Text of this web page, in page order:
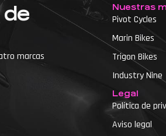
marcas
Nuestras
Pivot Cycles
Marin Bikes
Trigon Bikes
Industry Nine
Legal
Política de
Aviso legal